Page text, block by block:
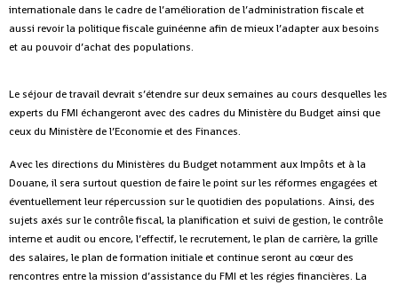
internationale dans le cadre de l’amélioration de l’administration fiscale et
aussi revoir la politique fiscale guinéenne afin de mieux l’adapter aux besoins
et au pouvoir d’achat des populations.
Le séjour de travail devrait s’étendre sur deux semaines au cours desquelles les
experts du FMI échangeront avec des cadres du Ministère du Budget ainsi que
ceux du Ministère de l’Economie et des Finances.
Avec les directions du Ministères du Budget notamment aux Impôts et à la
Douane, il sera surtout question de faire le point sur les réformes engagées et
éventuellement leur répercussion sur le quotidien des populations. Ainsi, des
sujets axés sur le contrôle fiscal, la planification et suivi de gestion, le contrôle
interne et audit ou encore, l’effectif, le recrutement, le plan de carrière, la grille
des salaires, le plan de formation initiale et continue seront au cœur des
rencontres entre la mission d’assistance du FMI et les régies financières. La